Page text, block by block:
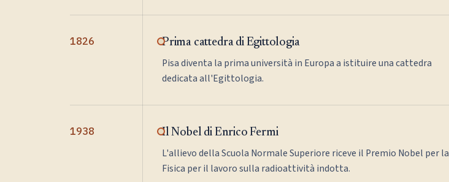
1826 Prima cattedra di Egittologia
Pisa diventa la prima università in Europa a istituire una cattedra
dedicata all'Egittologia.
1938 Il Nobel di Enrico Fermi
L'allievo della Scuola Normale Superiore riceve il Premio Nobel per la
Fisica per il lavoro sulla radioattività indotta.